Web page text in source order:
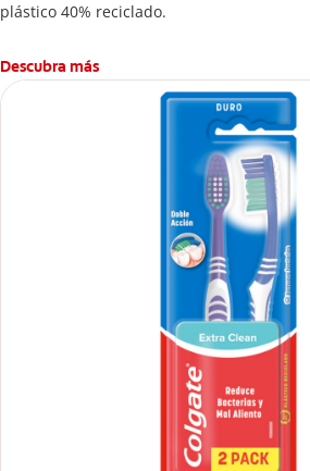
plástico 40% reciclado.
Descubra más